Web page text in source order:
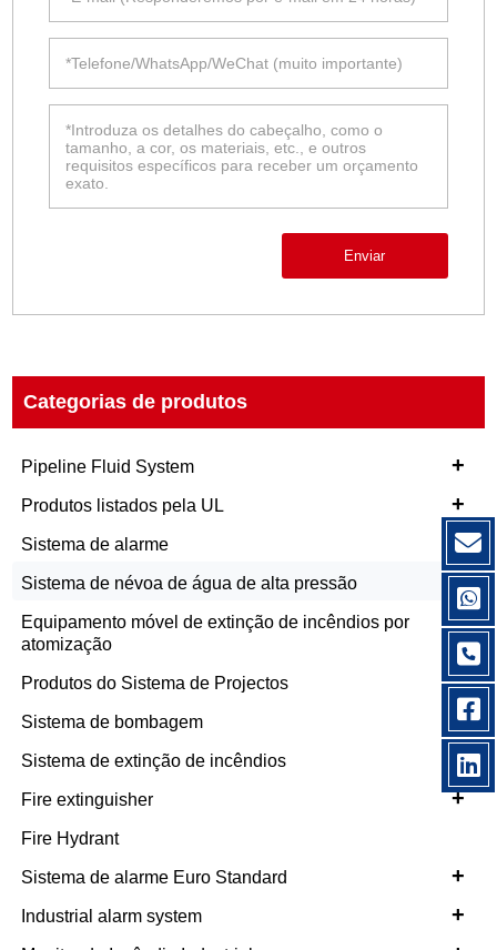
Categorias de produtos
+
Pipeline Fluid System
+
Produtos listados pela UL
+
Sistema de alarme
+
Sistema de névoa de água de alta pressão
Equipamento móvel de extinção de incêndios por
atomização
Produtos do Sistema de Projectos
Sistema de bombagem
+
Sistema de extinção de incêndios
+
Fire extinguisher
Fire Hydrant
+
Sistema de alarme Euro Standard
+
Industrial alarm system
Enviar